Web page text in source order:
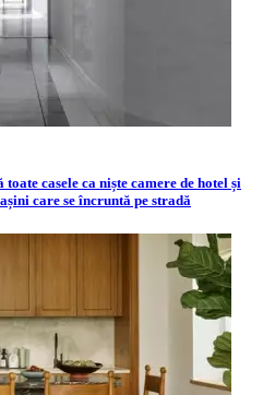
casele ca niște camere de hotel și
care se încruntă pe stradă